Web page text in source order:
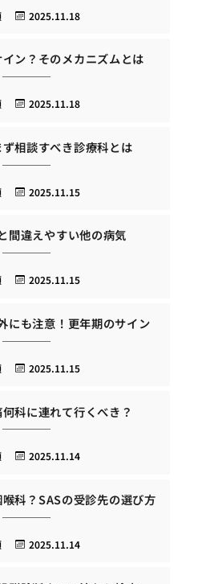
2025.11.18
ン？そのメカニズムとは
2025.11.18
相談すべき診療科とは
2025.11.15
間違えやすい他の病気
2025.11.15
にも注意！更年期のサイン
2025.11.15
科に連れて行くべき？
2025.11.14
科？SASの受診先の選び方
2025.11.14